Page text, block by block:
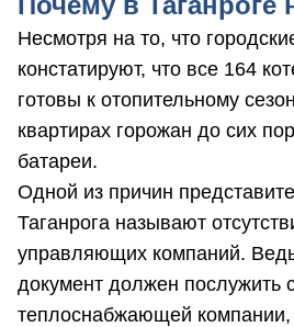
Несмотря на то, что
констатируют, что все 164
готовы к отопительному
квартирах горожан до сих
батареи.
Одной из причин
Таганрога называют
управляющих компаний.
документ должен послужить
теплоснабжающей компании,